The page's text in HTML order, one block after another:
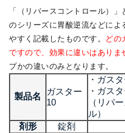
「（リバースコントロール）
のシリーズに胃酸逆流などによ
やすく記載したものです。
どの
ですので、効果に違いはありま
プかの違いのみとなります。
製品名
ガスター
10
・ガス
・ガス
（リバ
ル）
剤形
錠剤